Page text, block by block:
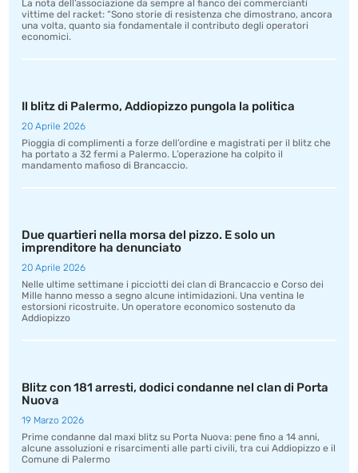
La nota dell’associazione da sempre al fianco dei commercianti
vittime del racket: “Sono storie di resistenza che dimostrano, ancora
una volta, quanto sia fondamentale il contributo degli operatori
economici.
Il blitz di Palermo, Addiopizzo pungola la politica
20 Aprile 2026
Pioggia di complimenti a forze dell’ordine e magistrati per il blitz che
ha portato a 32 fermi a Palermo. L’operazione ha colpito il
mandamento mafioso di Brancaccio.
Due quartieri nella morsa del pizzo. E solo un
imprenditore ha denunciato
20 Aprile 2026
Nelle ultime settimane i picciotti dei clan di Brancaccio e Corso dei
Mille hanno messo a segno alcune intimidazioni. Una ventina le
estorsioni ricostruite. Un operatore economico sostenuto da
Addiopizzo
Blitz con 181 arresti, dodici condanne nel clan di Porta
Nuova
19 Marzo 2026
Prime condanne dal maxi blitz su Porta Nuova: pene fino a 14 anni,
alcune assoluzioni e risarcimenti alle parti civili, tra cui Addiopizzo e il
Comune di Palermo